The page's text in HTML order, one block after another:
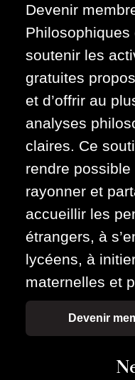
Devenir
soutenir les
gratuites
et d’offrir au
analyses
claires. Ce
rendre possible
rayonner et
accueillir les
étrangers, à
lycéens, à
maternelles et
Devenir